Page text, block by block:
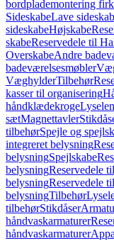
bordplademontering
SideskabeLave
sideskabeHøjskabe
skabeReservedele til
OverskabeAndre
badeværelsesmøbler
VæghylderTilbehør
kasser til organisering
håndklædekroge
sætMagnettavler
tilbehørSpejle og
integreret belysning
belysningSpejlskabe
belysningReservedele
belysningReservedele
belysningTilbehør
tilbehørStikdåser
håndvaskarmaturer
håndvaskarmaturer